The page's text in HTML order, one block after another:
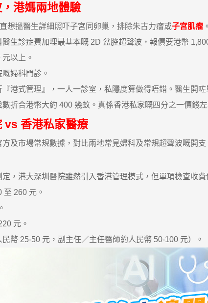
港媽兩地體驗
搵醫生詳細照吓子宮同卵巢，排除朱古力瘤或子宮肌瘤 。
診症費加埋最基本嘅 2D 盆腔超聲波，報價要港幣
以上。
婦科門診。
式管理』，一人一診室，私隱度算做得唔錯。醫生開咗
折合港幣大約 400 幾蚊。真係香港私家嘅四分之一價錢左
vs 香港私家醫療
市場常規數據，對比兩地常見婦科及常規超聲波嘅開支
港大深圳醫院雖然引入香港管理模式，但單項檢查收費
260 元。
元。
25-50 元，副主任／主任醫師約人民幣 50-100 元）。